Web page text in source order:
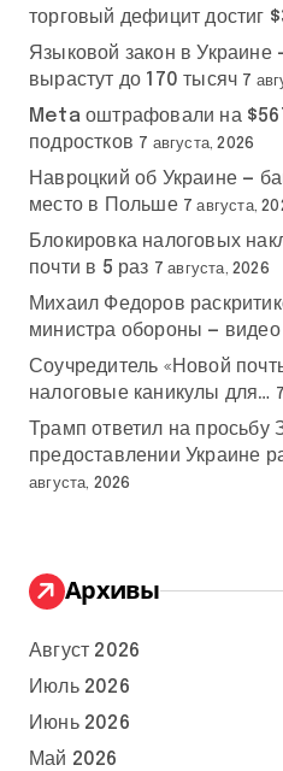
торговый дефицит достиг
Языковой закон в
вырастут до 170 тысяч 7
Meta оштрафовали на
подростков 7 августа, 2026
Навроцкий об Украине —
место в Польше 7 августа,
Блокировка налоговых
почти в 5 раз 7 августа, 2026
Михаил Федоров
министра обороны — видео
Соучредитель «Новой
налоговые каникулы для…
Трамп ответил на просьбу
предоставлении Украине
августа, 2026
Архивы
Август 2026
Июль 2026
Июнь 2026
Май 2026